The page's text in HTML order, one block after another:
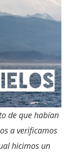
de que habían
a verificamos
hicimos un